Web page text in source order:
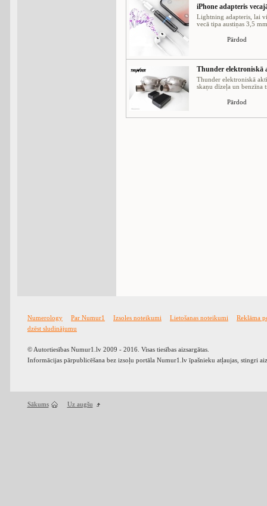
iPhone adapteris
Lightning adapteris, lai
vecā tipa austiņas 3,5
Pārdod
Thunder elektroniskā
Thunder elektroniskā
skaņu dīzeļa un benzīna
Pārdod
Numerology Par Numur1 Izsoles noteikumi Lietošanas noteikumi
Reklāma
dzēst sludinājumu
© Autortiesības Numur1.lv 2009 - 2016. Visas tiesības aizsargātas.
Informācijas pārpublicēšana bez izsoļu portāla Numur1.lv īpašnieku atļaujas, stingri
Sākums Uz augšu